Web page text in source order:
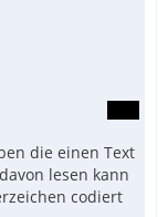
die einen Text
lesen kann
codiert